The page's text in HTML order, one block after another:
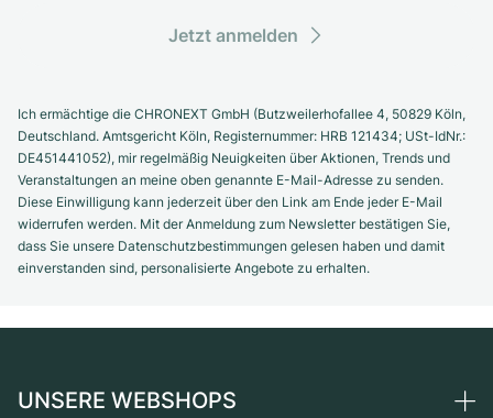
Jetzt anmelden
Ich ermächtige die CHRONEXT GmbH (Butzweilerhofallee 4, 50829 Köln,
Deutschland. Amtsgericht Köln, Registernummer: HRB 121434; USt-IdNr.:
DE451441052), mir regelmäßig Neuigkeiten über Aktionen, Trends und
Veranstaltungen an meine oben genannte E-Mail-Adresse zu senden.
Diese Einwilligung kann jederzeit über den Link am Ende jeder E-Mail
widerrufen werden. Mit der Anmeldung zum Newsletter bestätigen Sie,
dass Sie unsere Datenschutzbestimmungen gelesen haben und damit
einverstanden sind, personalisierte Angebote zu erhalten.
UNSERE WEBSHOPS